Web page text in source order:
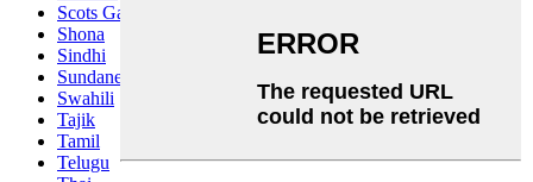
Scots Gaelic
Shona
Sindhi
Sundanese
Swahili
Tajik
Tamil
Telugu